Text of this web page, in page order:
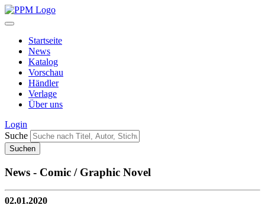
Startseite
News
Katalog
Vorschau
Händler
Verlage
Über uns
Login
Suche
News - Comic / Graphic Novel
02.01.2020